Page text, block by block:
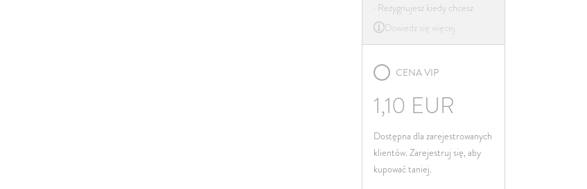
· Rezygnujesz kiedy chcesz
Dowiedz się więcej
CENA VIP
1,10 EUR
Dostępna dla zarejestrowanych
klientów. Zarejestruj się, aby
kupować taniej.